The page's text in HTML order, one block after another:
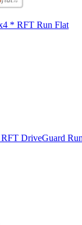
* RFT Run Flat
DriveGuard